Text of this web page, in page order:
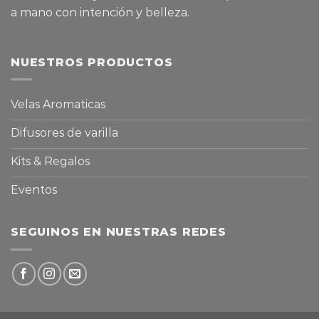
a mano con intención y belleza.
NUESTROS PRODUCTOS
Velas Aromaticas
Difusores de varilla
Kits & Regalos
Eventos
SEGUINOS EN NUESTRAS REDES